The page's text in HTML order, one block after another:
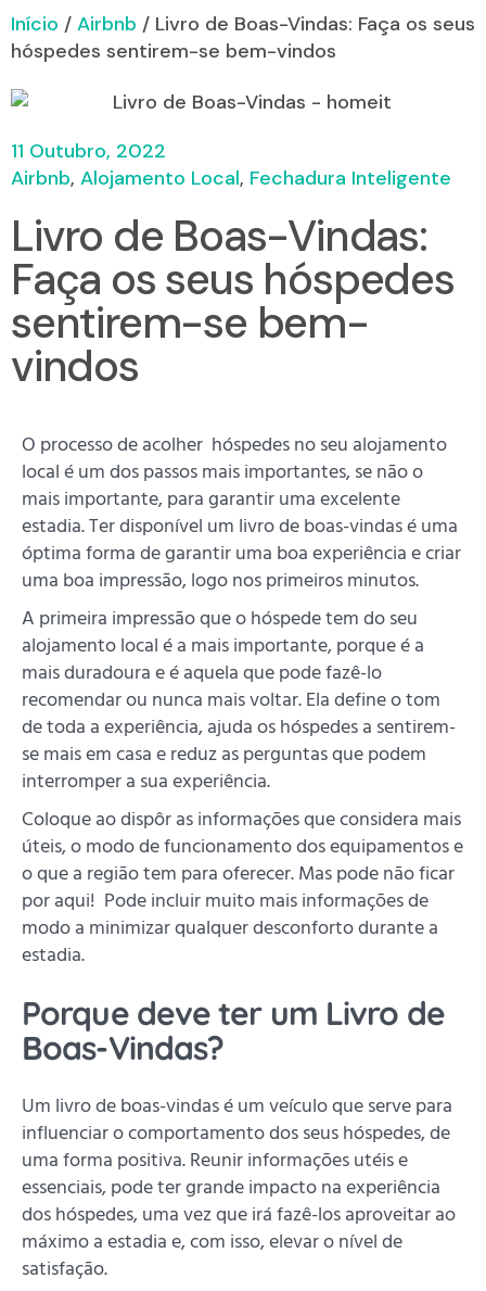
Início / Airbnb / Livro de Boas-Vindas: Faça os seus
hóspedes sentirem-se bem-vindos
11 Outubro, 2022
Airbnb, Alojamento Local, Fechadura Inteligente
Livro de Boas-Vindas:
Faça os seus hóspedes
sentirem-se bem-
vindos
O processo de acolher hóspedes no seu alojamento
local é um dos passos mais importantes, se não o
mais importante, para garantir uma excelente
estadia. Ter disponível um livro de boas-vindas é uma
óptima forma de garantir uma boa experiência e criar
uma boa impressão, logo nos primeiros minutos.
A primeira impressão que o hóspede tem do seu
alojamento local é a mais importante, porque é a
mais duradoura e é aquela que pode fazê-lo
recomendar ou nunca mais voltar. Ela define o tom
de toda a experiência, ajuda os hóspedes a sentirem-
se mais em casa e reduz as perguntas que podem
interromper a sua experiência.
Coloque ao dispôr as informações que considera mais
úteis, o modo de funcionamento dos equipamentos e
o que a região tem para oferecer. Mas pode não ficar
por aqui! Pode incluir muito mais informações de
modo a minimizar qualquer desconforto durante a
estadia.
Porque deve ter um Livro de
Boas-Vindas?
Um livro de boas-vindas é um veículo que serve para
influenciar o comportamento dos seus hóspedes, de
uma forma positiva. Reunir informações utéis e
essenciais, pode ter grande impacto na experiência
dos hóspedes, uma vez que irá fazê-los aproveitar ao
máximo a estadia e, com isso, elevar o nível de
satisfação.